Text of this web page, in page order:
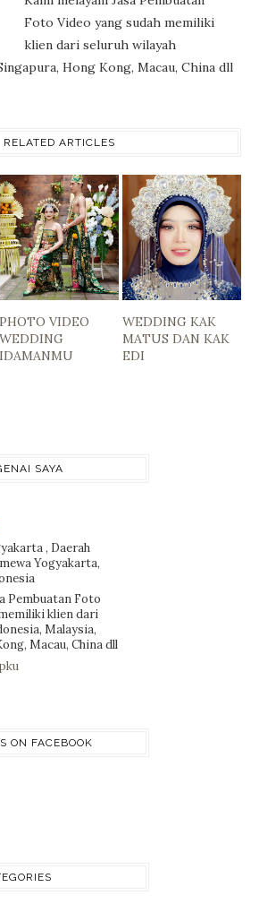
Foto Video yang sudah memiliki
klien dari seluruh wilayah
Hong Kong, Macau, China dll
RELATED ARTICLES
PHOTO VIDEO
WEDDING
IDAMANMU
WEDDING KAK
MATUS DAN KAK
EDI
SAYA
, Daerah
Yogyakarta,
Pembuatan Foto
klien dari
Malaysia,
Macau, China dll
ON FACEBOOK